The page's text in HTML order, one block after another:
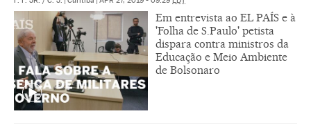
Em entrevista ao EL PAÍS e à
'Folha de S.Paulo' petista
dispara contra ministros da
Educação e Meio Ambiente
de Bolsonaro